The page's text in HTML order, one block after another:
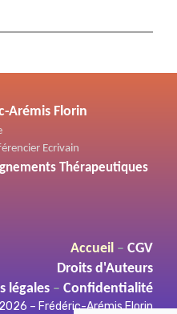
Arémis Florin
Ecrivain
Thérapeutiques
Accueil – CGV
Droits d'Auteurs
légales – Confidentialité
– Frédéric-Arémis Florin